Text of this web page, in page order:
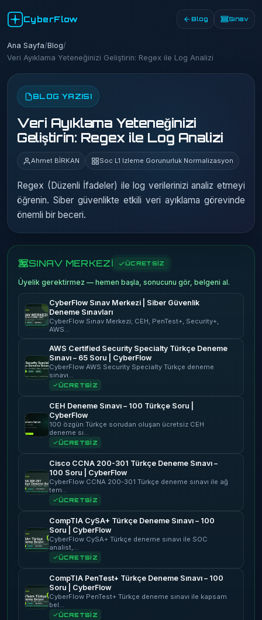
CyberFlow Blog Sınav
Ana Sayfa/Blog/
Veri Ayıklama Yeteneğinizi Geliştirin: Regex ile Log Analizi
BLOG YAZISI
Veri Ayıklama Yeteneğinizi
Geliştirin: Regex ile Log Analizi
Ahmet BİRKAN Soc L1 Izleme Gorunurluk Normalizasyon
Regex (Düzenli İfadeler) ile log verilerinizi analiz etmeyi
öğrenin. Siber güvenlikte etkili veri ayıklama görevinde
önemli bir beceri.
SINAV MERKEZİ ÜCRETSİZ
Üyelik gerektirmez — hemen başla, sonucunu gör, belgeni al.
CyberFlow Sınav Merkezi | Siber Güvenlik
Deneme Sınavları
CyberFlow Sınav Merkezi; CEH, PenTest+, Security+,
AWS…
AWS Certified Security Specialty Türkçe Deneme
Sınavı – 65 Soru | CyberFlow
CyberFlow AWS Security Specialty Türkçe deneme
sınavı…
ÜCRETSİZ
CEH Deneme Sınavı – 100 Türkçe Soru |
CyberFlow
100 özgün Türkçe sorudan oluşan ücretsiz CEH
deneme sı…
ÜCRETSİZ
Cisco CCNA 200-301 Türkçe Deneme Sınavı –
100 Soru | CyberFlow
CyberFlow CCNA 200-301 Türkçe deneme sınavı ile ağ
tem…
ÜCRETSİZ
CompTIA CySA+ Türkçe Deneme Sınavı – 100
Soru | CyberFlow
CyberFlow CySA+ Türkçe deneme sınavı ile SOC
analist,…
ÜCRETSİZ
CompTIA PenTest+ Türkçe Deneme Sınavı – 100
Soru | CyberFlow
CyberFlow PenTest+ Türkçe deneme sınavı ile kapsam
bel…
ÜCRETSİZ